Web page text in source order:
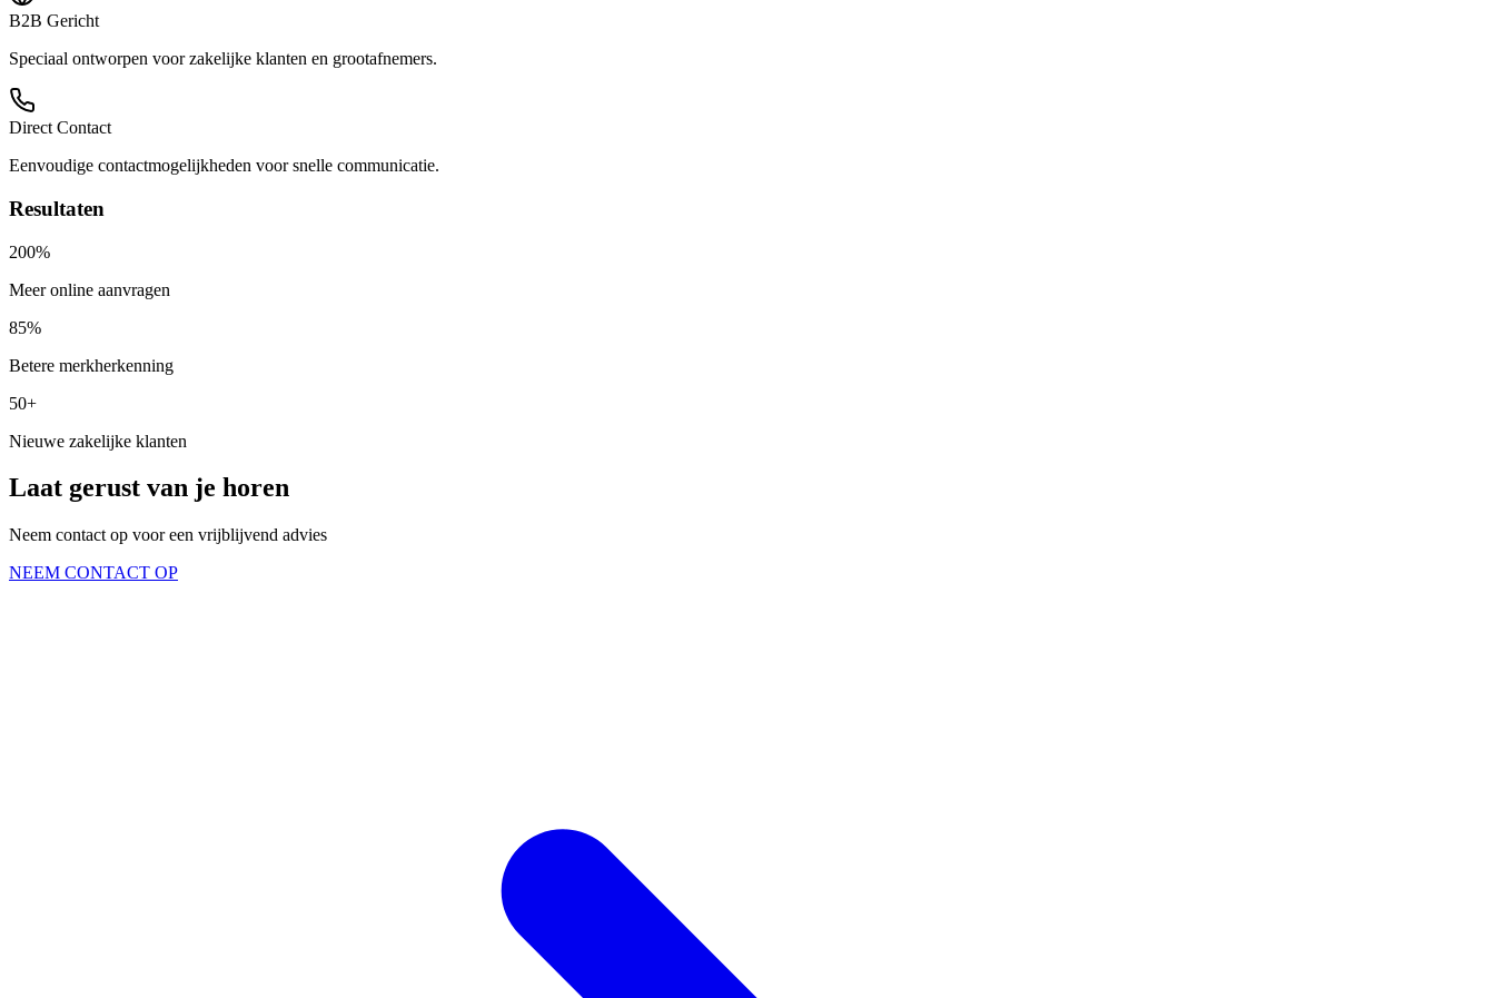
B2B Gericht
Speciaal ontworpen voor zakelijke klanten en grootafnemers.
Direct Contact
Eenvoudige contactmogelijkheden voor snelle communicatie.
Resultaten
200%
Meer online aanvragen
85%
Betere merkherkenning
50+
Nieuwe zakelijke klanten
Laat gerust van je horen
Neem contact op voor een vrijblijvend advies
NEEM CONTACT OP